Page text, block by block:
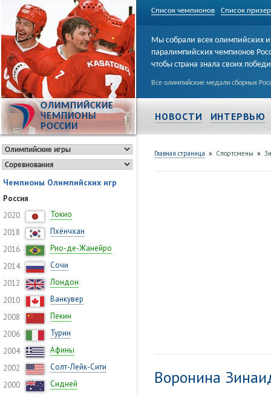
Список чемпионов Список
ОЛИМПИЙСКИЕ
ЧЕМПИОНЫ
РОССИИ
Мы собрали всех олимпийских и
паралимпийских чемпионов
чтобы страна знала своих
Все олимпийские медали сборных
НОВОСТИ ИНТЕРВЬЮ
Чемпионы Олимпийских игр
Россия
2020
Токио
2018
Пхёнчхан
2016
Рио-де-Жанейро
2014
Сочи
2012
Лондон
2010
Ванкувер
2008
Пекин
2006
Турин
2004
Афины
2002
Солт-Лейк-Сити
2000
Сидней
Главная страница » Спортсмены »
Воронина